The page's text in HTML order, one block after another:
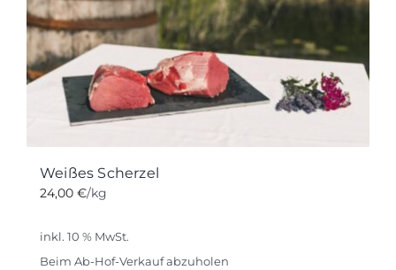
Weißes Scherzel
24,00 €/kg
inkl. 10 % MwSt.
Beim Ab-Hof-Verkauf abzuholen